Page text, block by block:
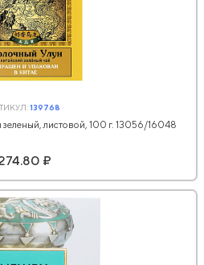
139768
листовой, 100 г. 13056/16048
₽